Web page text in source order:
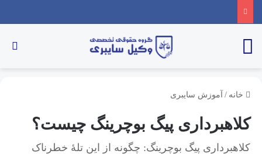
خانه / آموزش سایبری
کلاهبرداری پیگ بوچرینگ چیست؟
کلاهبرداری پیگ بوچرینگ: چگونه از این تلۀ خطرناک